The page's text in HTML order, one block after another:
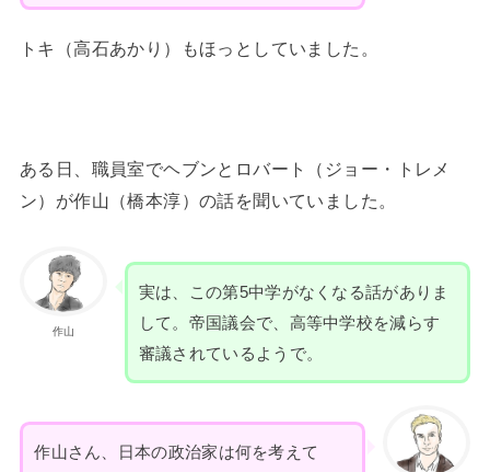
トキ（高石あかり）もほっとしていました。
ある日、職員室でヘブンとロバート（ジョー・トレメ
ン）が作山（橋本淳）の話を聞いていました。
作山
実は、この第5中学がなくなる話がありま
して。帝国議会で、高等中学校を減らす
審議されているようで。
作山さん、日本の政治家は何を考えて